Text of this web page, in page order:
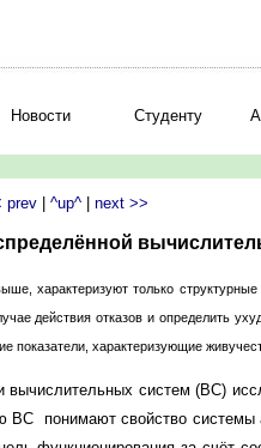
prev| ^up^| next >>
характеризуют только
действия отказов и определить
показатели, характеризующие
вычислительных систем (ВС)
понимают свойство системы
Новости Студенту